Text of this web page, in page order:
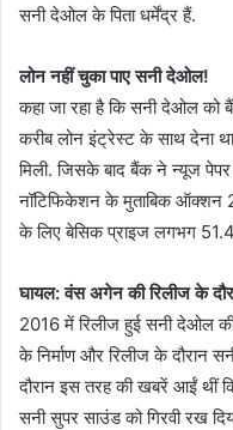
सनी देओल के पिता धर्मेंद्र हैं.
लोन नहीं चुका पाए सनी देओल!
कहा जा रहा है कि सनी देओल
करीब लोन इंट्रेस्ट के साथ देना
मिली. जिसके बाद बैंक ने न्यूज
नॉटिफिकेशन के मुताबिक ऑक्शन
के लिए बेसिक प्राइज लगभग
घायल: वंस अगेन की रिलीज के
2016 में रिलीज हुई सनी देओल
के निर्माण और रिलीज के
दौरान इस तरह की खबरें आईं थीं
सनी सुपर साउंड को गिरवी रख